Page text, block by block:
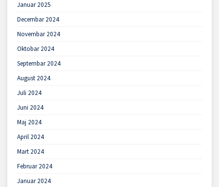
Januar 2025
Decembar 2024
Novembar 2024
Oktobar 2024
Septembar 2024
August 2024
Juli 2024
Juni 2024
Maj 2024
April 2024
Mart 2024
Februar 2024
Januar 2024